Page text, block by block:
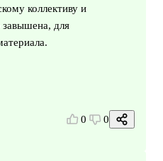
коллективу и
завышена, для
0 0